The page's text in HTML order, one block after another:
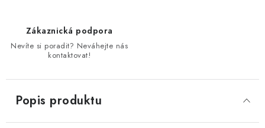
Zákaznická podpora
Nevíte si poradit? Neváhejte nás
kontaktovat!
Popis produktu